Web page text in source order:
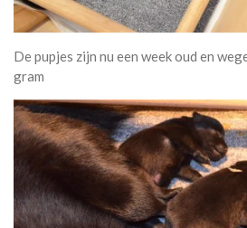
De pupjes zijn nu een week oud en
gram